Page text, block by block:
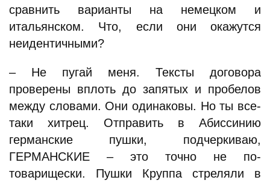
сравнить варианты на немецком и
итальянском. Что, если они окажутся
неидентичными?
– Не пугай меня. Тексты договора
проверены вплоть до запятых и пробелов
между словами. Они одинаковы. Но ты все-
таки хитрец. Отправить в Абиссинию
германские пушки, подчеркиваю,
ГЕРМАНСКИЕ – это точно не по-
товарищески. Пушки Круппа стреляли в